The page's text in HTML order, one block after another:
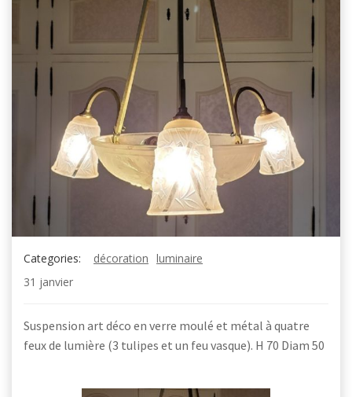
Categories: décoration luminaire
31 janvier
Suspension art déco en verre moulé et métal à quatre
feux de lumière (3 tulipes et un feu vasque). H 70 Diam 50